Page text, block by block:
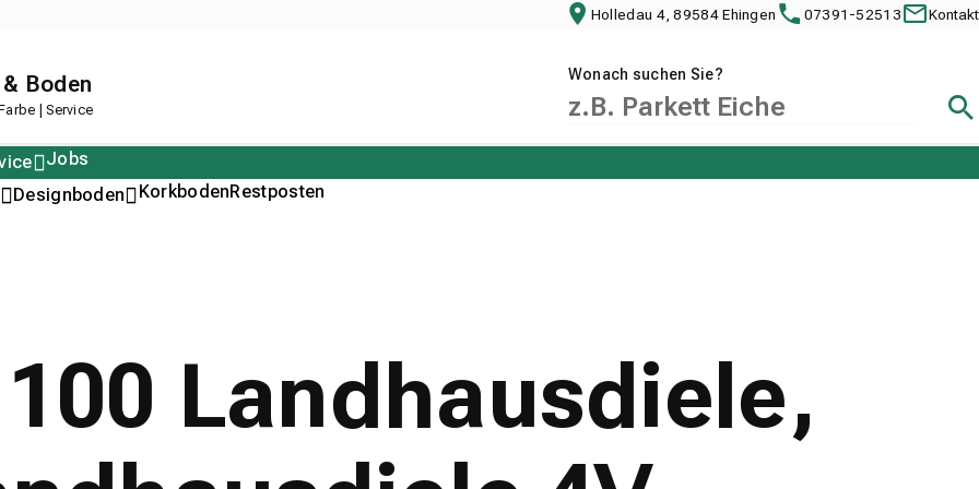
Holledau 4, 89584 Ehingen 07391-52513 Kontakt
Boden
| Service
Wonach suchen Sie?
Designboden KorkbodenRestposten
Jobs
Landhausdiele,